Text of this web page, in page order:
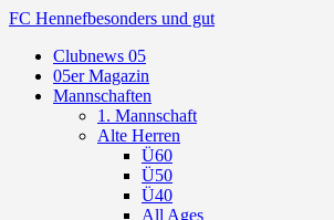
FC Hennefbesonders und gut
Clubnews 05
05er Magazin
Mannschaften
1. Mannschaft
Alte Herren
Ü60
Ü50
Ü40
All Ages